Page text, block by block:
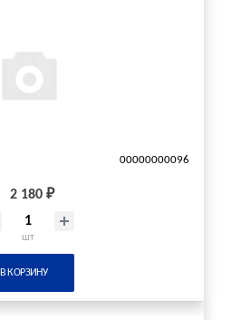
00000000096
2 180 ₽
шт
В КОРЗИНУ